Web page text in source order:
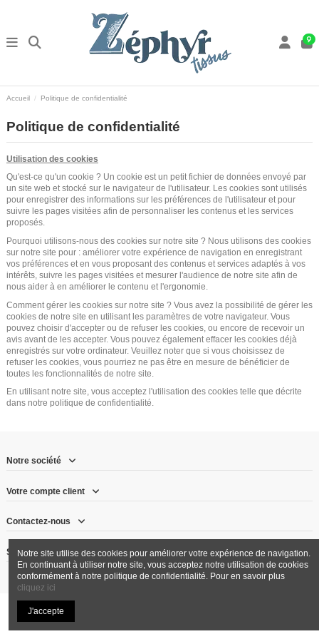
9
Accueil Politique de confidentialité
Politique de confidentialité
Utilisation des cookies
Qu'est-ce qu'un cookie ? Un cookie est un petit fichier de données envoyé par
un site web et stocké sur le navigateur de l'utilisateur. Les cookies sont utilisés
pour enregistrer des informations sur les préférences de l'utilisateur et pour
suivre les pages visitées afin de personnaliser les contenus et les services
proposés.
Pourquoi utilisons-nous des cookies sur notre site ? Nous utilisons des cookies
sur notre site pour : améliorer votre expérience de navigation en enregistrant
vos préférences et en vous proposant des contenus et services adaptés à vos
intérêts, suivre les pages visitées et mesurer l'audience de notre site afin de
nous aider à en améliorer le contenu et l'ergonomie.
Comment gérer les cookies sur notre site ? Vous avez la possibilité de gérer les
cookies de notre site en utilisant les paramètres de votre navigateur. Vous
pouvez choisir d'accepter ou de refuser les cookies, ou encore de recevoir un
avis avant de les accepter. Vous pouvez également effacer les cookies déjà
enregistrés sur votre ordinateur. Veuillez noter que si vous choisissez de
refuser les cookies, vous pourriez ne pas être en mesure de bénéficier de
toutes les fonctionnalités de notre site.
En utilisant notre site, vous acceptez l'utilisation des cookies telle que décrite
dans notre politique de confidentialité.
Notre société
Votre compte client
Contactez-nous
Suivez-nous
Notre site utilise des cookies pour améliorer votre expérience de navigation.
En continuant à utiliser notre site, vous acceptez notre utilisation de cookies
conformément à notre politique de confidentialité. Pour en savoir plus
cliquez ici
J'accepte